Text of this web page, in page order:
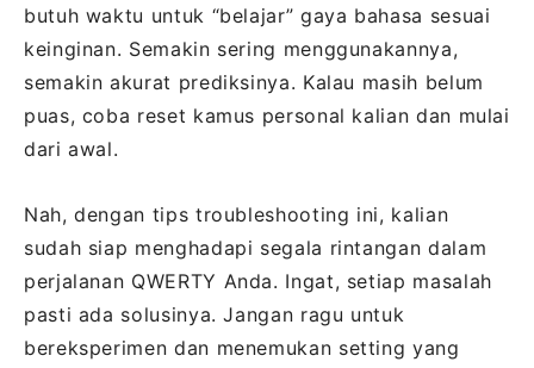
butuh waktu untuk “belajar” gaya bahasa sesuai
keinginan. Semakin sering menggunakannya,
semakin akurat prediksinya. Kalau masih belum
puas, coba reset kamus personal kalian dan mulai
dari awal.
Nah, dengan tips troubleshooting ini, kalian
sudah siap menghadapi segala rintangan dalam
perjalanan QWERTY Anda. Ingat, setiap masalah
pasti ada solusinya. Jangan ragu untuk
bereksperimen dan menemukan setting yang